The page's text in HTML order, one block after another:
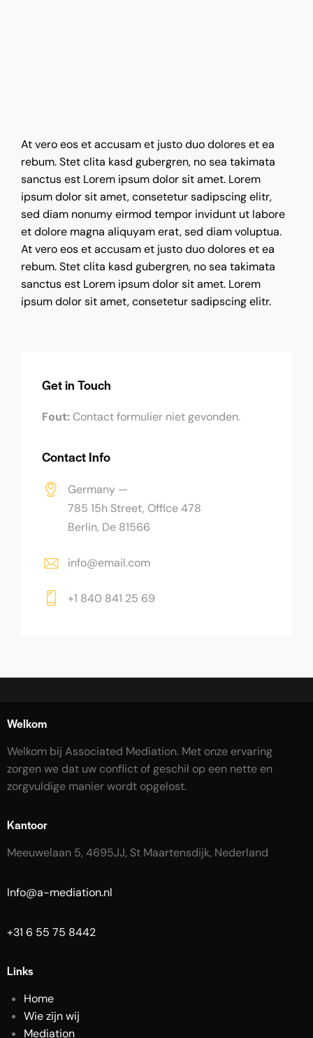
At vero eos et accusam et justo duo dolores et ea
rebum. Stet clita kasd gubergren, no sea takimata
sanctus est Lorem ipsum dolor sit amet. Lorem
ipsum dolor sit amet, consetetur sadipscing elitr,
sed diam nonumy eirmod tempor invidunt ut labore
et dolore magna aliquyam erat, sed diam voluptua.
At vero eos et accusam et justo duo dolores et ea
rebum. Stet clita kasd gubergren, no sea takimata
sanctus est Lorem ipsum dolor sit amet. Lorem
ipsum dolor sit amet, consetetur sadipscing elitr.
Get in Touch
Fout:Contact formulier niet gevonden.
Contact Info
Germany —
785 15h Street, Office 478
Berlin, De 81566
info@email.com
+1 840 841 25 69
Welkom
Welkom bij Associated Mediation. Met onze ervaring
zorgen we dat uw conflict of geschil op een nette en
zorgvuldige manier wordt opgelost.
Kantoor
Meeuwelaan 5, 4695JJ, St Maartensdijk, Nederland
Info@a-mediation.nl
+31 6 55 75 8442
Links
Home
Wie zijn wij
Mediation